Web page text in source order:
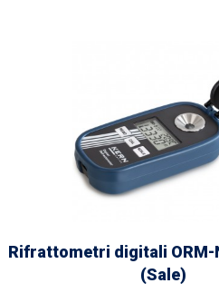
Rifrattometri digitali ORM-
(Sale)